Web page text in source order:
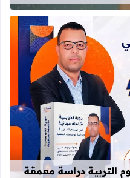
قراءة المزيد عن دورة تكوينية
التربية دراسة معمقة